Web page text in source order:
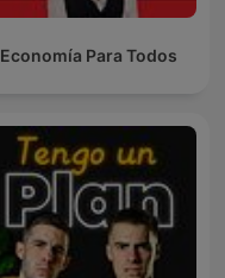
Economía Para Todos